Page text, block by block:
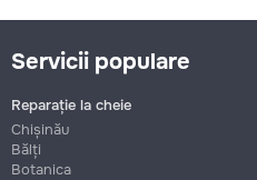
Servicii populare
Reparație la cheie
Chișinău
Bălți
Botanica